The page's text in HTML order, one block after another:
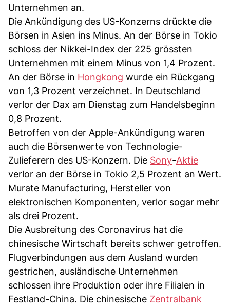
Unternehmen an.
Die Ankündigung des US-Konzerns drückte die
Börsen in Asien ins Minus. An der Börse in Tokio
schloss der Nikkei-Index der 225 grössten
Unternehmen mit einem Minus von 1,4 Prozent.
An der Börse in Hongkong wurde ein Rückgang
von 1,3 Prozent verzeichnet. In Deutschland
verlor der Dax am Dienstag zum Handelsbeginn
0,8 Prozent.
Betroffen von der Apple-Ankündigung waren
auch die Börsenwerte von Technologie-
Zulieferern des US-Konzern. Die Sony-Aktie
verlor an der Börse in Tokio 2,5 Prozent an Wert.
Murate Manufacturing, Hersteller von
elektronischen Komponenten, verlor sogar mehr
als drei Prozent.
Die Ausbreitung des Coronavirus hat die
chinesische Wirtschaft bereits schwer getroffen.
Flugverbindungen aus dem Ausland wurden
gestrichen, ausländische Unternehmen
schlossen ihre Produktion oder ihre Filialen in
Festland-China. Die chinesische Zentralbank